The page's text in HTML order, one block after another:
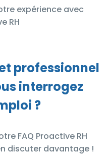
expérience avec
RH
professionnel
interrogez
?
FAQ Proactive RH
discuter davantage !